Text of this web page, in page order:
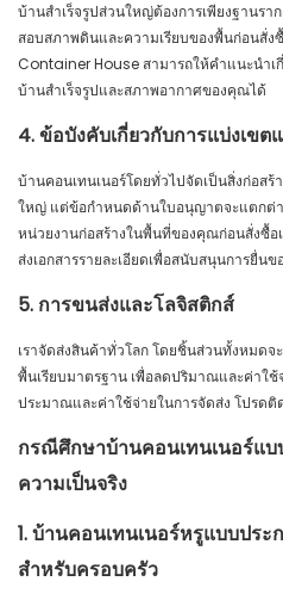
บ้านสำเร็จรูปส่วนใหญ่ต้องการเพียงฐานรา
สอบสภาพดินและความเรียบของพื้นก่อนสั่ง
Container House สามารถให้คำแนะนำ
บ้านสำเร็จรูปและสภาพอากาศของคุณได้
4. ข้อบังคับเกี่ยวกับการแบ่งเข
บ้านคอนเทนเนอร์โดยทั่วไปจัดเป็นสิ่งก่อส
ใหญ่ แต่ข้อกำหนดด้านใบอนุญาตจะแตกต่
หน่วยงานก่อสร้างในพื้นที่ของคุณก่อนสั่งซื้อ
ส่งเอกสารรายละเอียดเพื่อสนับสนุนการยื่
5. การขนส่งและโลจิสติกส์
เราจัดส่งสินค้าทั่วโลก โดยชิ้นส่วนทั้งหมด
พื้นเรียบมาตรฐาน เพื่อลดปริมาณและค่าใช้
ประมาณและค่าใช้จ่ายในการจัดส่ง โปรดติ
กรณีศึกษาบ้านคอนเทนเนอร์แบ
ความเป็นจริง
1. บ้านคอนเทนเนอร์หรูแบบประ
สำหรับครอบครัว